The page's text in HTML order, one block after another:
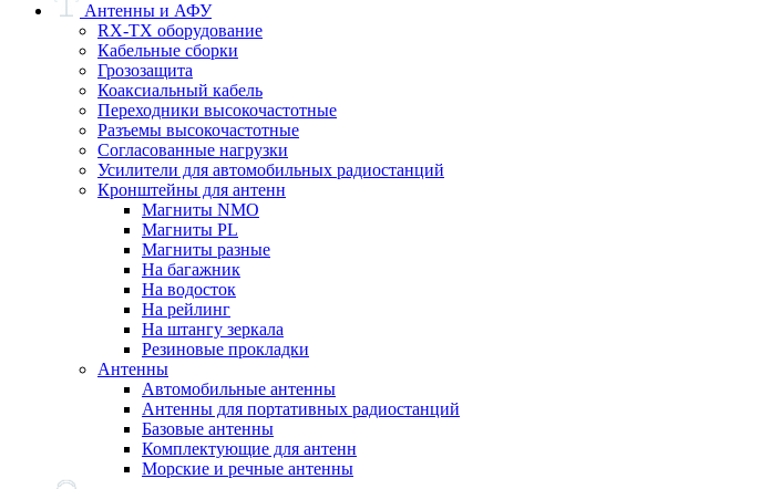
Антенны и АФУ
RX-TX оборудование
Кабельные сборки
Грозозащита
Коаксиальный кабель
Переходники высокочастотные
Разъемы высокочастотные
Согласованные нагрузки
Усилители для автомобильных радиостанций
Кронштейны для антенн
Магниты NMO
Магниты PL
Магниты разные
На багажник
На водосток
На рейлинг
На штангу зеркала
Резиновые прокладки
Антенны
Автомобильные антенны
Антенны для портативных радиостанций
Базовые антенны
Комплектующие для антенн
Морские и речные антенны